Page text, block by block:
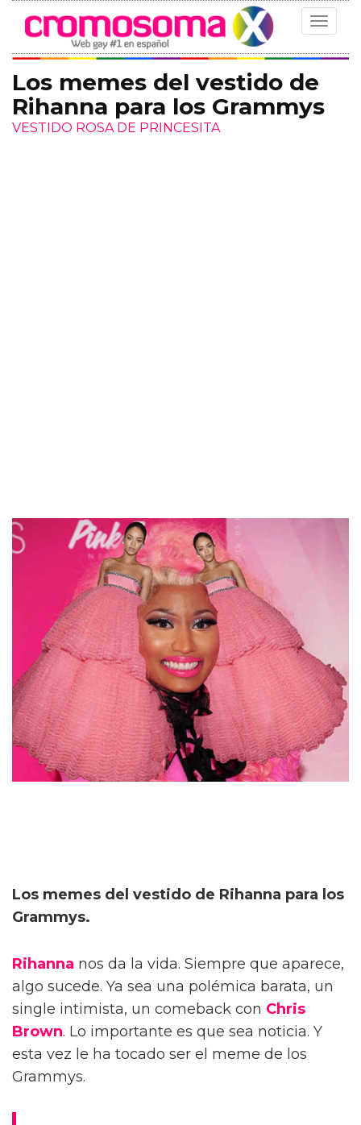
Toggle
Los memes del vestido de
Rihanna para los Grammys
VESTIDO ROSA DE PRINCESITA
Los memes del vestido de Rihanna para los
Grammys.
Rihanna nos da la vida. Siempre que aparece,
algo sucede. Ya sea una polémica barata, un
single intimista, un comeback con Chris
Brown. Lo importante es que sea noticia. Y
esta vez le ha tocado ser el meme de los
Grammys.